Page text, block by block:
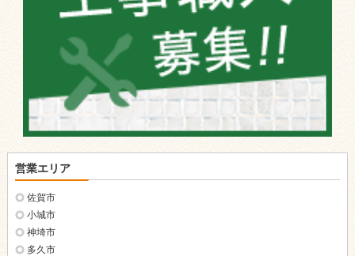
営業エリア
佐賀市
小城市
神埼市
多久市